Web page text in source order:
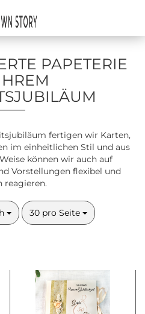
PAPETERIE
fertigen wir Karten,
im einheitlichen Stil und aus
können wir auch auf
Vorstellungen flexibel und
reagieren.
30 pro Seite
pro Seite